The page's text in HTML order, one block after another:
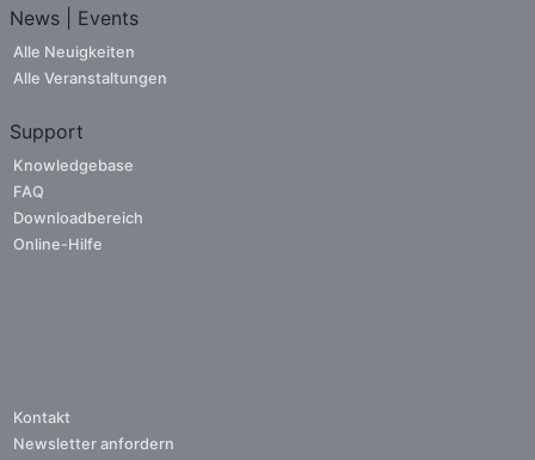
News | Events
Alle Neuigkeiten
Alle Veranstaltungen
Support
Knowledgebase
FAQ
Downloadbereich
Online-Hilfe
Kontakt
Newsletter anfordern